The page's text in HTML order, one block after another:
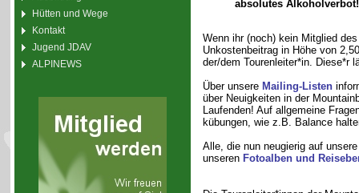
Hütten und Wege
Kontakt
Jugend JDAV
ALPINEWS
absolutes Alkoholverbot!
Wenn ihr (noch) kein Mitglied
Unkostenbeitrag in Höhe von
der/dem Tourenleiter*in. Diese*r
Über unsere Mailing-Listen
über Neuigkeiten in der
Laufenden! Auf allgemeine
kübungen, wie z.B. Balance
Alle, die nun neugierig auf
unseren Fotoalben und